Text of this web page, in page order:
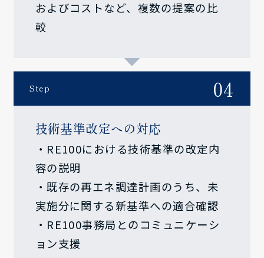
およびコストなど、複数の提案の比
較
Step 04
技術基準改定への対応
・RE100における技術基準の改定内
容の説明
・既存の再エネ調達計画のうち、未
実施分に関する新基準への適合確認
・RE100事務局とのコミュニケーシ
ョン支援